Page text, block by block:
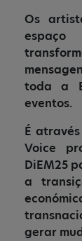
Os
toda a
eventos.
É
Voice
DiEM25
a
gerar